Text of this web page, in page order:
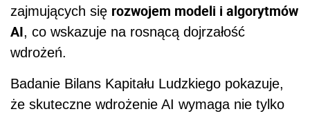
zajmujących się rozwojem modeli i algorytmów
AI, co wskazuje na rosnącą dojrzałość
wdrożeń.
Badanie Bilans Kapitału Ludzkiego pokazuje,
że skuteczne wdrożenie AI wymaga nie tylko